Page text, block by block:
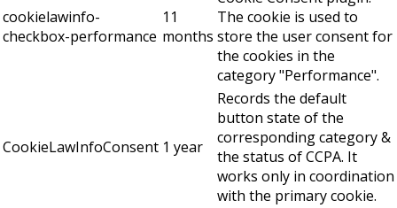
cookielawinfo-
checkbox-performance
11
months
The cookie is used to
store the user consent for
the cookies in the
category "Performance".
CookieLawInfoConsent 1 year
Records the default
button state of the
corresponding category &
the status of CCPA. It
works only in coordination
with the primary cookie.